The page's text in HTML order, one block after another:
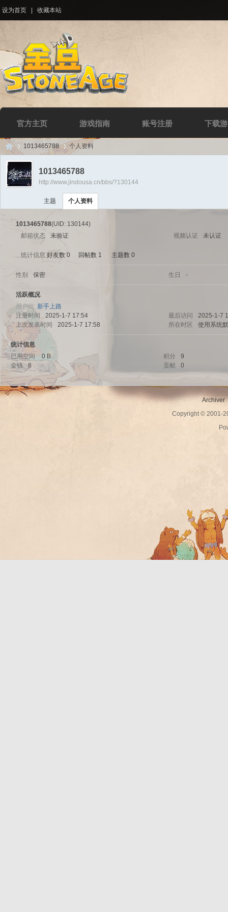
设为首页 收藏本站
官方主页 游戏指南 账号注册 下载
Di
uz!
›
1013465788 个人资料
1013465788
http://www.jindousa.cn/bbs/?130144
主题 个人资料
1013465788(UID: 130144)
邮箱状态
未验证 视频认证 未认证
统计信息 好友数 0 回帖数 1 主题数 0
性别 保密 生日 -
活跃概况
用户组 新手上路
注册时间
2025-1-7 17:54 最后访问
2025-1-7
上次发表时间
2025-1-7 17:58 所在时区 使用系统
统计信息
已用空间
0 B 积分
9
金钱
8 贡献 0
Archiver
Copyright © 2001-